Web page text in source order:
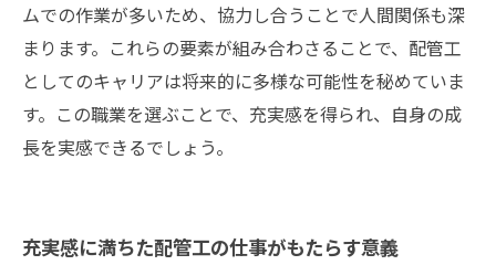
ムでの作業が多いため、協力し合うことで人間関係も深
まります。これらの要素が組み合わさることで、配管工
としてのキャリアは将来的に多様な可能性を秘めていま
す。この職業を選ぶことで、充実感を得られ、自身の成
長を実感できるでしょう。
充実感に満ちた配管工の仕事がもたらす意義